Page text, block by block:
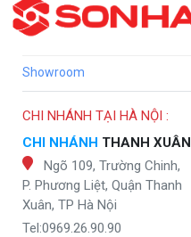
Showroom
CHI NHÁNH TẠI HÀ NỘI :
CHI NHÁNH THANH XUÂN
Ngõ 109, Trường Chinh,
P. Phương Liệt, Quận Thanh
Xuân, TP Hà Nội
Tel:0969.26.90.90